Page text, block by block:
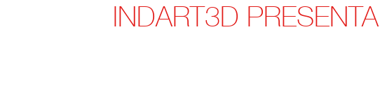
INDART3D